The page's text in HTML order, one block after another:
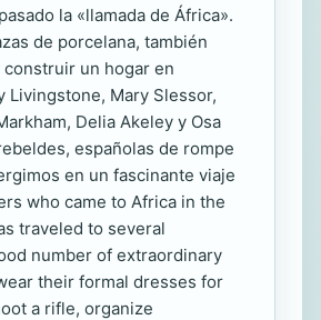
la «llamada de África».
de porcelana, también
un hogar en
Livingstone, Mary Slessor,
Delia Akeley y Osa
españolas de rompe
en un fascinante viaje
who came to Africa in the
traveled to several
number of extraordinary
their formal dresses for
a rifle, organize